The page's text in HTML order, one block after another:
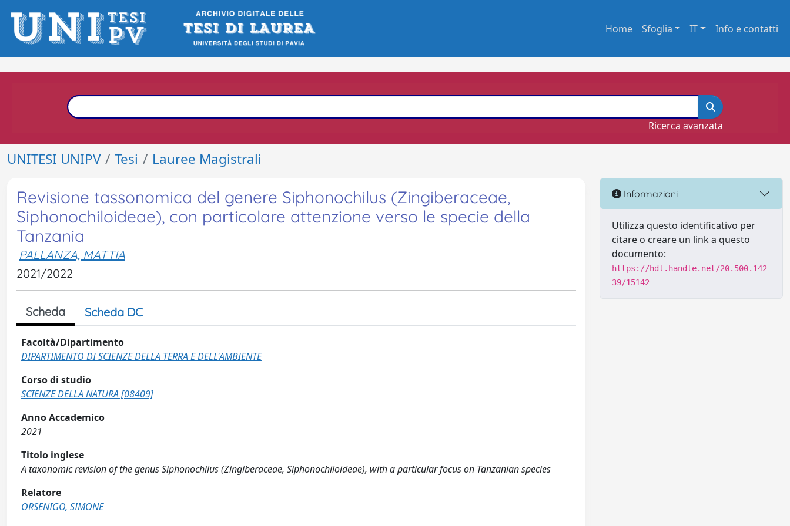
Home Sfoglia IT Info e contatti
Ricerca avanzata
UNITESI UNIPV Tesi Lauree Magistrali
Revisione tassonomica del genere Siphonochilus (Zingiberaceae,
Siphonochiloideae), con particolare attenzione verso le specie della
Tanzania
PALLANZA, MATTIA
2021/2022
Scheda Scheda DC
Facoltà/Dipartimento
DIPARTIMENTO DI SCIENZE DELLA TERRA E DELL'AMBIENTE
Corso di studio
SCIENZE DELLA NATURA [08409]
Anno Accademico
2021
Titolo inglese
A taxonomic revision of the genus Siphonochilus (Zingiberaceae, Siphonochiloideae), with a particular focus on Tanzanian species
Relatore
ORSENIGO, SIMONE
Informazioni
Utilizza questo identificativo per
citare o creare un link a questo
documento:
https://hdl.handle.net/20.500.142
39/15142